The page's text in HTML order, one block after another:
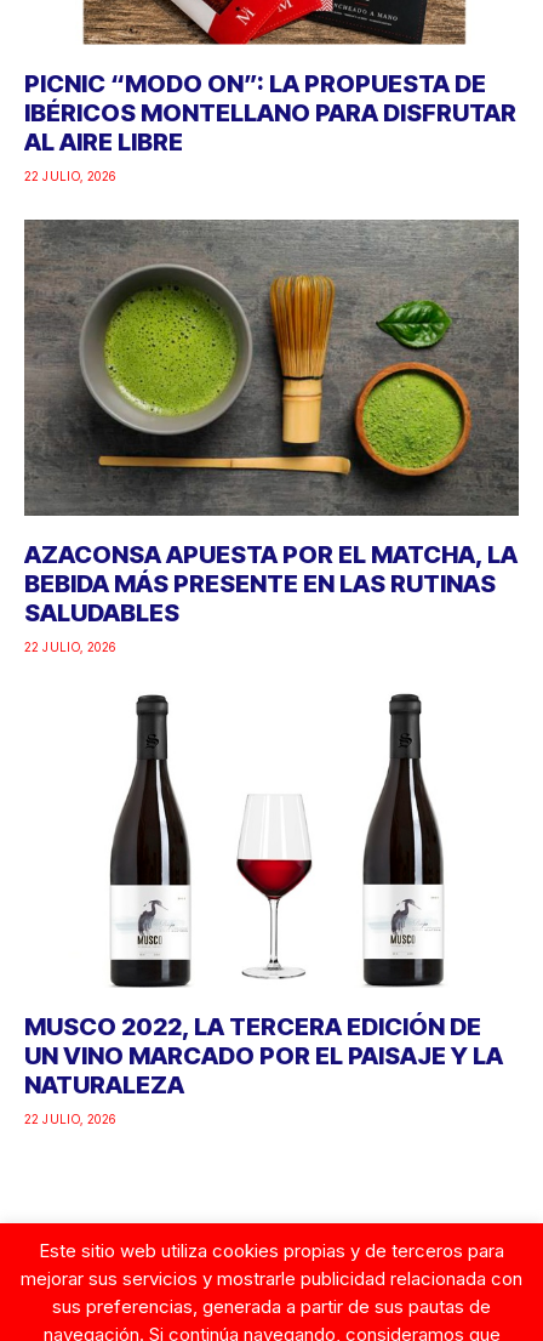
PICNIC “MODO ON”: LA PROPUESTA DE
IBÉRICOS MONTELLANO PARA DISFRUTAR
AL AIRE LIBRE
22 JULIO, 2026
AZACONSA APUESTA POR EL MATCHA, LA
BEBIDA MÁS PRESENTE EN LAS RUTINAS
SALUDABLES
22 JULIO, 2026
MUSCO 2022, LA TERCERA EDICIÓN DE
UN VINO MARCADO POR EL PAISAJE Y LA
NATURALEZA
22 JULIO, 2026
Google
Este sitio web utiliza cookies propias y de terceros para
mejorar sus servicios y mostrarle publicidad relacionada con
sus preferencias, generada a partir de sus pautas de
navegación. Si continúa navegando, consideramos que